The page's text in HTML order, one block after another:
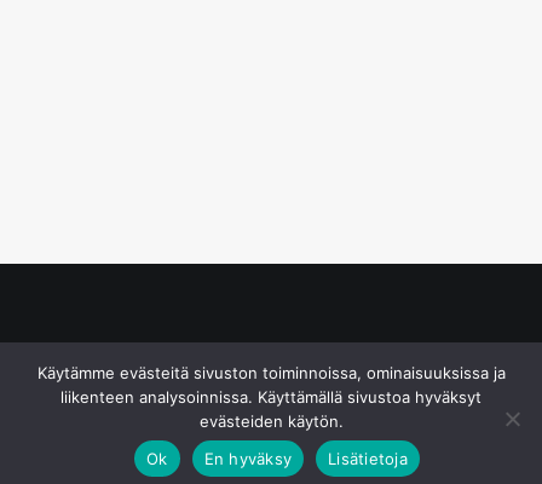
Käytämme evästeitä sivuston toiminnoissa, ominaisuuksissa ja
liikenteen analysoinnissa. Käyttämällä sivustoa hyväksyt
evästeiden käytön.
Ok
En hyväksy Lisätietoja